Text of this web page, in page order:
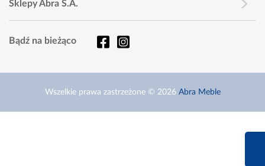
Sklepy Abra S.A.
Bądź na bieżąco
Wszelkie prawa zastrzeżone © 2026 Abra Meble